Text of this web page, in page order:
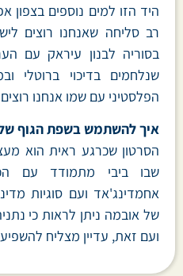
היד הזו למים נוספים בצפון
רב סליחה שאנחנו רוצים
בסוריה לבנון עיראק עם
שנלחמים בדיכוי ברוטלי
הפלסטיני עם שמו אנחנו
איך להשתמש בשפת הגוף
שבו ביבי מתמודד עם
אחמדינג'אד ועם סוגיות
של אובמה ניתן לראות כי
ועם זאת, עדיין מצליח